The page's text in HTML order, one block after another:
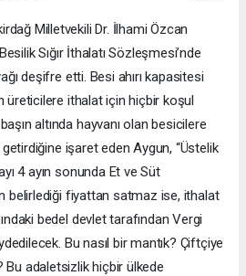
Milletvekili Dr. İlhami Özcan
Sığır İthalatı Sözleşmesi’nde
deşifre etti. Besi ahırı kapasitesi
üreticilere ithalat için hiçbir koşul
altında hayvanı olan besicilere
işaret eden Aygun, “Üstelik
4 ayın sonunda Et ve Süt
belirlediği fiyattan satmaz ise, ithalat
bedel devlet tarafından Vergi
Bu nasıl bir mantık? Çiftçiye
adaletsizlik hiçbir ülkede